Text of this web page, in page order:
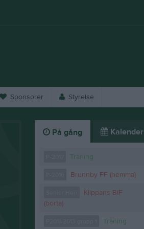
Sponsorer Styrelse
På gång Kalender
Träning
Brunnby FF (hemma)
Klippans BIF
(borta)
Träning